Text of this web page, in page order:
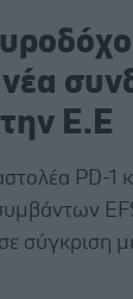
Ε.Ε
PD-1
σύγκριση